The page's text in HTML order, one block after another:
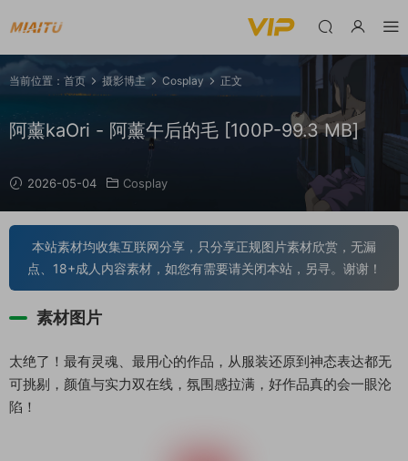
当前位置： 首页 摄影博主 Cosplay 正文
阿薰kaOri - 阿薰午后的毛 [100P-99.3 MB]
2026-05-04 Cosplay
本站素材均收集互联网分享，只分享正规图片素材欣赏，无漏
点、18+成人内容素材，如您有需要请关闭本站，另寻。谢谢！
素材图片
太绝了！最有灵魂、最用心的作品，从服装还原到神态表达都无
可挑剔，颜值与实力双在线，氛围感拉满，好作品真的会一眼沦
陷！